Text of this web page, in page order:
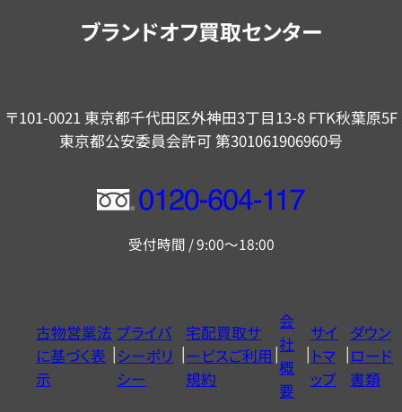
ブランドオフ買取センター
〒101-0021 東京都千代田区外神田3丁目13-8 FTK秋葉原5F
東京都公安委員会許可 第301061906960号
フ
ー
ヤ
ル
0120604117
受付時間 / 9:00～18:00
古物営業法
に基づく表
示
プライバ
シーポリ
シー
宅配買取サ
ービスご利用
規約
会
社
概
要
サイ
トマ
ップ
ダウン
ロード
書類